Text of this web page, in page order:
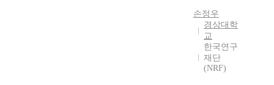
손정우
경상대학
교
한국연구
재단
(NRF)